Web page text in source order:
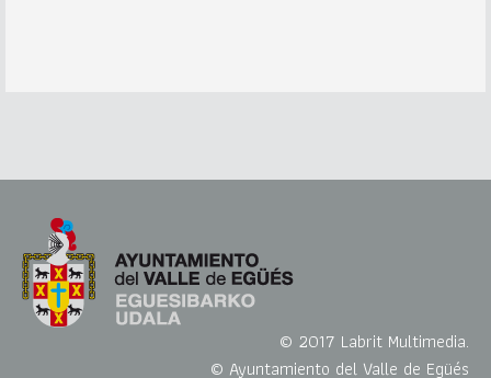
© 2017 Labrit Multimedia.
© Ayuntamiento del Valle de Egüés